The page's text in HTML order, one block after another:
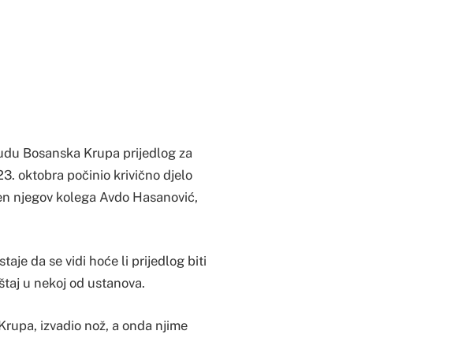
Bosanska Krupa prijedlog za
oktobra počinio krivično djelo
njegov kolega Avdo Hasanović,
da se vidi hoće li prijedlog biti
u nekoj od ustanova.
izvadio nož, a onda njime